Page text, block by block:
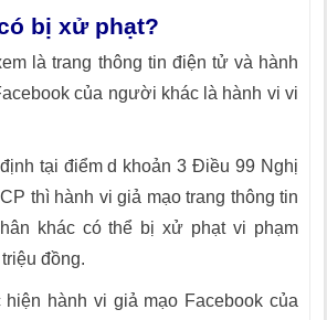
bị xử phạt?
là trang thông tin điện tử và hành
của người khác là hành vi vi
tại điểm d khoản 3 Điều 99 Nghị
thì hành vi giả mạo trang thông tin
khác có thể bị xử phạt vi phạm
đồng.
hành vi giả mạo Facebook của